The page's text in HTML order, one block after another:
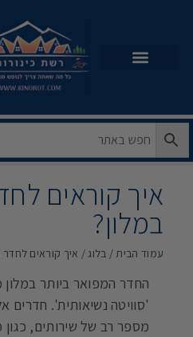
איך קוראים
במלון?
עמוד הבית/ בלוג/ איך קוראים לחדר
החדר המפואר ביותר במלון
'סוויטה נשיאותית'. חדרים
מספר רב של שירותים, כגון